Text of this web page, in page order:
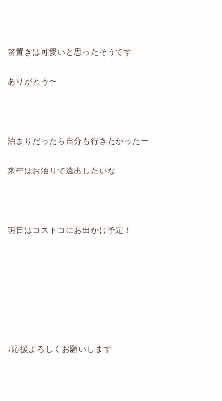
箸置きは可愛いと思ったそうです
ありがとう〜
泊まりだったら自分も行きたかったー
来年はお泊りで遠出したいな
明日はコストコにお出かけ予定！
↓応援よろしくお願いします